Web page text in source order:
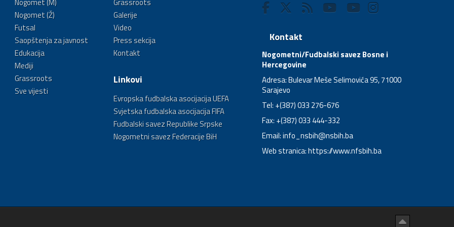
Nogomet (M)
Nogomet (Ž)
Futsal
Saopštenja za javnost
Edukacija
Mediji
Grassroots
Sve vijesti
Grassroots
Galerije
Video
Press sekcija
Kontakt
Linkovi
Evropska fudbalska asocijacija UEFA
Svjetska fudbalska asocijacija FIFA
Fudbalski savez Republike Srpske
Nogometni savez Federacije BiH
Kontakt
Nogometni/Fudbalski savez Bosne i
Hercegovine
Adresa: Bulevar Meše Selimovića 95, 71000
Sarajevo
Tel: +(387) 033 276-676
Fax: +(387) 033 444-332
Email:info_nsbih@nsbih.ba
Web stranica: https://www.nfsbih.ba